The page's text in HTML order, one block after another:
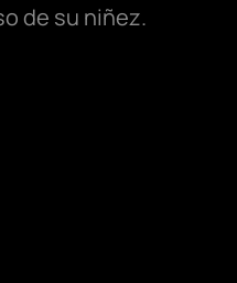
de su niñez.